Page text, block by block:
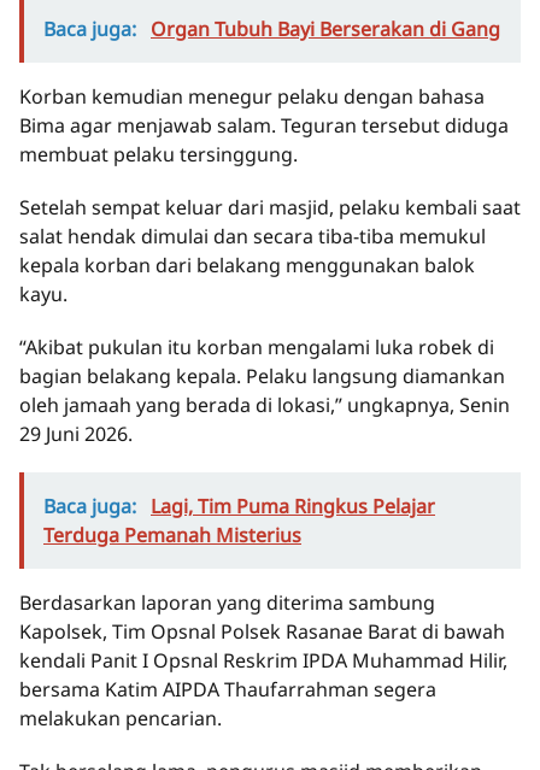
Baca juga: Organ Tubuh Bayi Berserakan di Gang
Korban kemudian menegur pelaku dengan bahasa
Bima agar menjawab salam. Teguran tersebut diduga
membuat pelaku tersinggung.
Setelah sempat keluar dari masjid, pelaku kembali saat
salat hendak dimulai dan secara tiba-tiba memukul
kepala korban dari belakang menggunakan balok
kayu.
“Akibat pukulan itu korban mengalami luka robek di
bagian belakang kepala. Pelaku langsung diamankan
oleh jamaah yang berada di lokasi,” ungkapnya, Senin
29 Juni 2026.
Baca juga: Lagi, Tim Puma Ringkus Pelajar
Terduga Pemanah Misterius
Berdasarkan laporan yang diterima sambung
Kapolsek, Tim Opsnal Polsek Rasanae Barat di bawah
kendali Panit I Opsnal Reskrim IPDA Muhammad Hilir,
bersama Katim AIPDA Thaufarrahman segera
melakukan pencarian.